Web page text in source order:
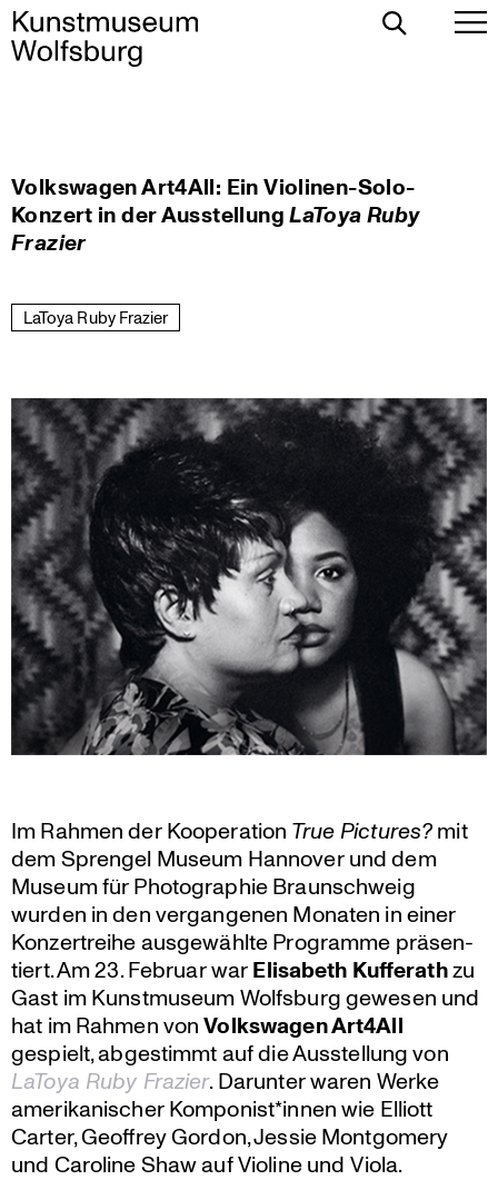
Skip
to
content
Toggle
Volkswagen Art4All: Ein Violinen-Solo-
Konzert in der AusstellungLaToya Ruby
Frazier
LaToya Ruby Frazier
Im Rahmen der Koope­ra­tion True Pictures?mit
dem Sprengel Museum Hannover und dem
Museum für Photo­gra­phie Braun­schweig
wurden in den vergan­genen Monaten in einer
Konzert­reihe ausge­wählte Programme präsen­
tiert. Am 23. Februar warElisabeth Kufferathzu
Gast im Kunst­mu­seum Wolfsburg gewesen und
hat im Rahmen vonVolks­wagen Art4All
gespielt, abgestimmt auf die Ausstel­lung von
LaToya Ruby Frazier. Darunter waren Werke
ameri­ka­ni­scher Komponist*innen wie Elliott
Carter, Geoffrey Gordon, Jessie Montgo­mery
und Caroline Shaw auf Violine und Viola.